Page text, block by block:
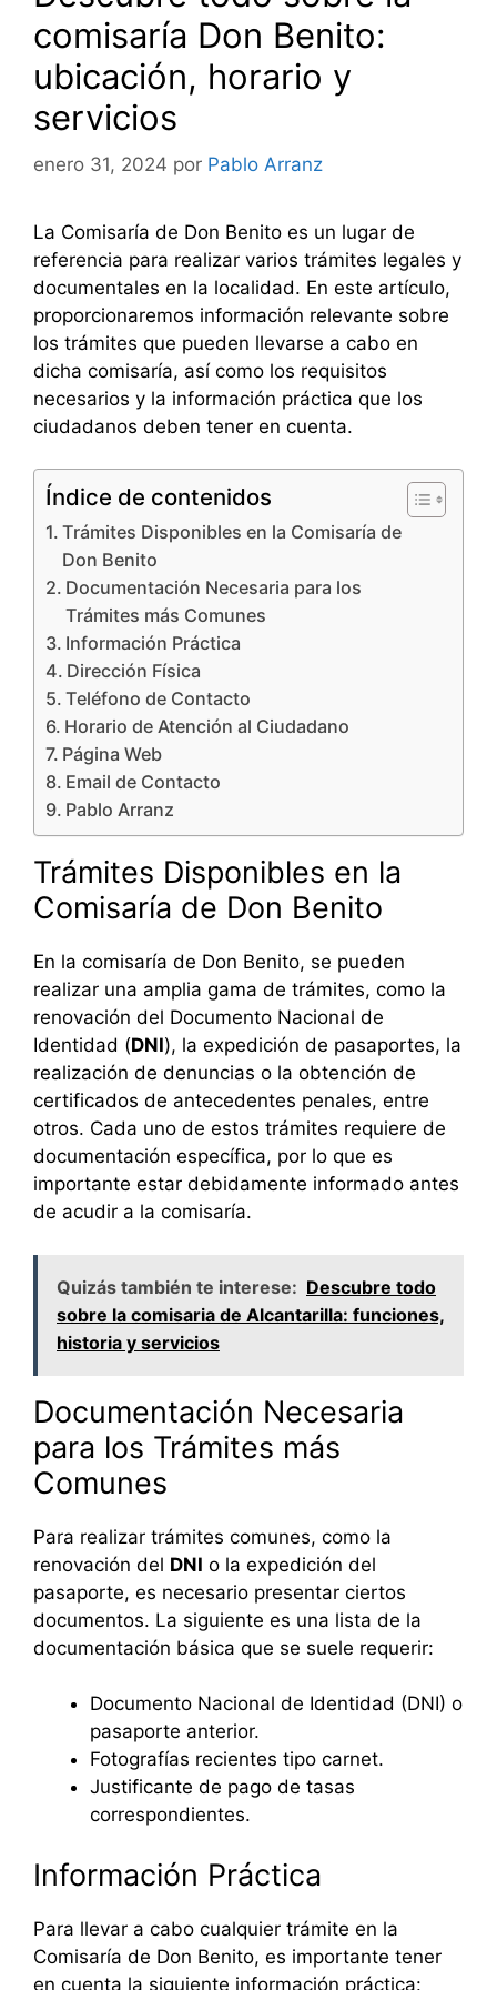
comisaría Don Benito:
ubicación, horario y
servicios
enero 31, 2024 por Pablo Arranz
La Comisaría de Don Benito es un lugar de
referencia para realizar varios trámites legales y
documentales en la localidad. En este artículo,
proporcionaremos información relevante sobre
los trámites que pueden llevarse a cabo en
dicha comisaría, así como los requisitos
necesarios y la información práctica que los
ciudadanos deben tener en cuenta.
Índice de contenidos
Trámites Disponibles en la Comisaría de
Don Benito
Documentación Necesaria para los
Trámites más Comunes
Información Práctica
Dirección Física
Teléfono de Contacto
Horario de Atención al Ciudadano
Página Web
Email de Contacto
Pablo Arranz
Trámites Disponibles en la
Comisaría de Don Benito
En la comisaría de Don Benito, se pueden
realizar una amplia gama de trámites, como la
renovación del Documento Nacional de
Identidad (DNI), la expedición de pasaportes, la
realización de denuncias o la obtención de
certificados de antecedentes penales, entre
otros. Cada uno de estos trámites requiere de
documentación específica, por lo que es
importante estar debidamente informado antes
de acudir a la comisaría.
Quizás también te interese: Descubre todo
sobre la comisaria de Alcantarilla: funciones,
historia y servicios
Documentación Necesaria
para los Trámites más
Comunes
Para realizar trámites comunes, como la
renovación del DNI o la expedición del
pasaporte, es necesario presentar ciertos
documentos. La siguiente es una lista de la
documentación básica que se suele requerir:
Documento Nacional de Identidad (DNI) o
pasaporte anterior.
Fotografías recientes tipo carnet.
Justificante de pago de tasas
correspondientes.
Información Práctica
Para llevar a cabo cualquier trámite en la
Comisaría de Don Benito, es importante tener
en cuenta la siguiente información práctica: